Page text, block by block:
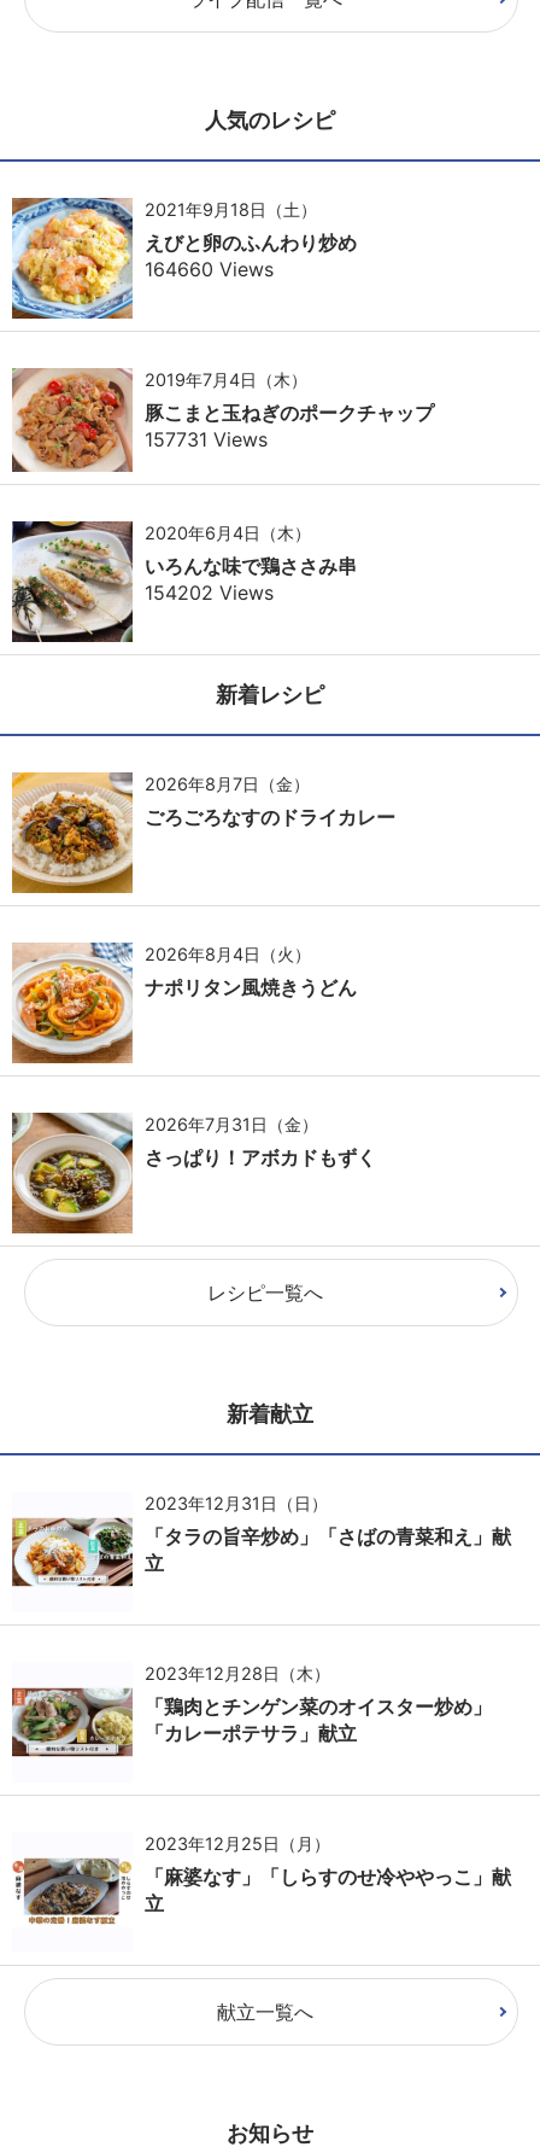
人気のレシピ
2021年9月18日（土）
えびと卵のふんわり炒め
164660 Views
2019年7月4日（木）
豚こまと玉ねぎのポークチャップ
157731 Views
2020年6月4日（木）
いろんな味で鶏ささみ串
154202 Views
新着レシピ
2026年8月7日（金）
ごろごろなすのドライカレー
2026年8月4日（火）
ナポリタン風焼きうどん
2026年7月31日（金）
さっぱり！アボカドもずく
レシピ一覧へ
新着献立
2023年12月31日（日）
「タラの旨辛炒め」「さばの青菜和え」献
立
2023年12月28日（木）
「鶏肉とチンゲン菜のオイスター炒め」
「カレーポテサラ」献立
2023年12月25日（月）
「麻婆なす」「しらすのせ冷ややっこ」献
立
献立一覧へ
お知らせ